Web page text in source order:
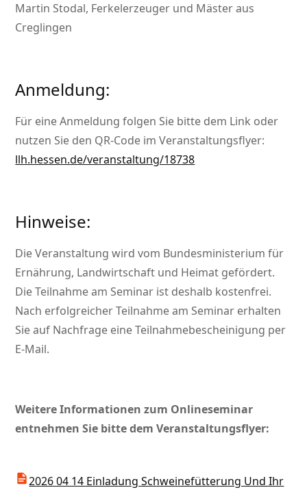
Martin Stodal, Ferkelerzeuger und Mäster aus
Creglingen
Anmeldung:
Für eine Anmeldung folgen Sie bitte dem Link oder
nutzen Sie den QR-Code im Veranstaltungsflyer:
llh.hessen.de/veranstaltung/18738
Hinweise:
Die Veranstaltung wird vom Bundesministerium für
Ernährung, Landwirtschaft und Heimat gefördert.
Die Teilnahme am Seminar ist deshalb kostenfrei.
Nach erfolgreicher Teilnahme am Seminar erhalten
Sie auf Nachfrage eine Teilnahmebescheinigung per
E-Mail.
Weitere Informationen zum Onlineseminar
entnehmen Sie bitte dem Veranstaltungsflyer:
2026 04 14 Einladung Schweinefütterung Und Ihr